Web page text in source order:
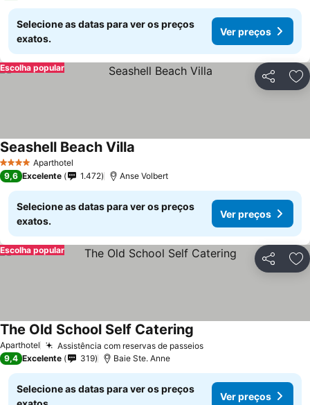
Selecione as datas para ver os preços
exatos.
Ver preços
Partilhar
Escolha popular
4 EstrelasAparthotel
Seashell Beach Villa
9,6 Excelente 1.472 Anse Volbert
Selecione as datas para ver os preços
exatos.
Ver preços
Partilhar
Escolha popular
Aparthotel Assistência com reservas de passeios
The Old School Self Catering
9,4 Excelente 319 Baie Ste. Anne
Selecione as datas para ver os preços
Ver preços